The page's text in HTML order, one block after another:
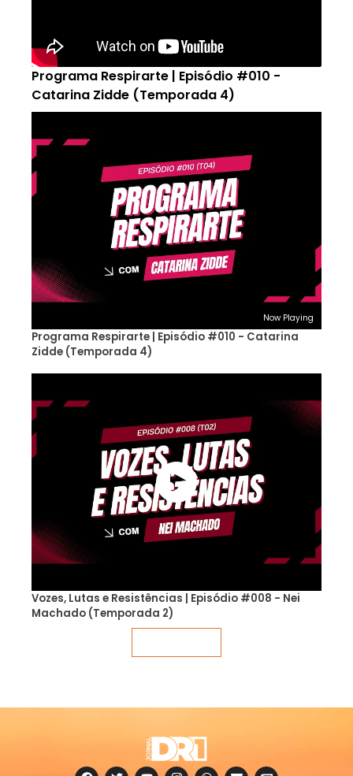
Programa Respirarte | Episódio #010 -
Catarina Zidde (Temporada 4)
Now Playing
Programa Respirarte | Episódio #010 - Catarina
Zidde (Temporada 4)
Vozes, Lutas e Resistências | Episódio #008 - Nei
Machado (Temporada 2)